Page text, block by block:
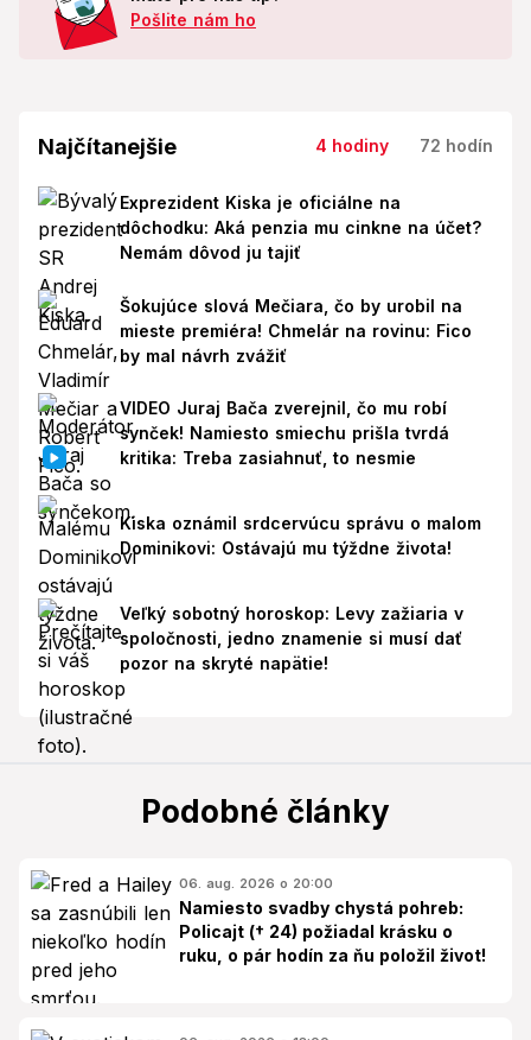
Pošlite nám ho
Najčítanejšie 4 hodiny 72 hodín
Exprezident Kiska je oficiálne na
dôchodku: Aká penzia mu cinkne na účet?
Nemám dôvod ju tajiť
Šokujúce slová Mečiara, čo by urobil na
mieste premiéra! Chmelár na rovinu: Fico
by mal návrh zvážiť
VIDEO Juraj Bača zverejnil, čo mu robí
synček! Namiesto smiechu prišla tvrdá
kritika: Treba zasiahnuť, to nesmie
Kiska oznámil srdcervúcu správu o malom
Dominikovi: Ostávajú mu týždne života!
Veľký sobotný horoskop: Levy zažiaria v
spoločnosti, jedno znamenie si musí dať
pozor na skryté napätie!
Podobné články
06. aug. 2026 o 20:00
Namiesto svadby chystá pohreb:
Policajt († 24) požiadal krásku o
ruku, o pár hodín za ňu položil život!